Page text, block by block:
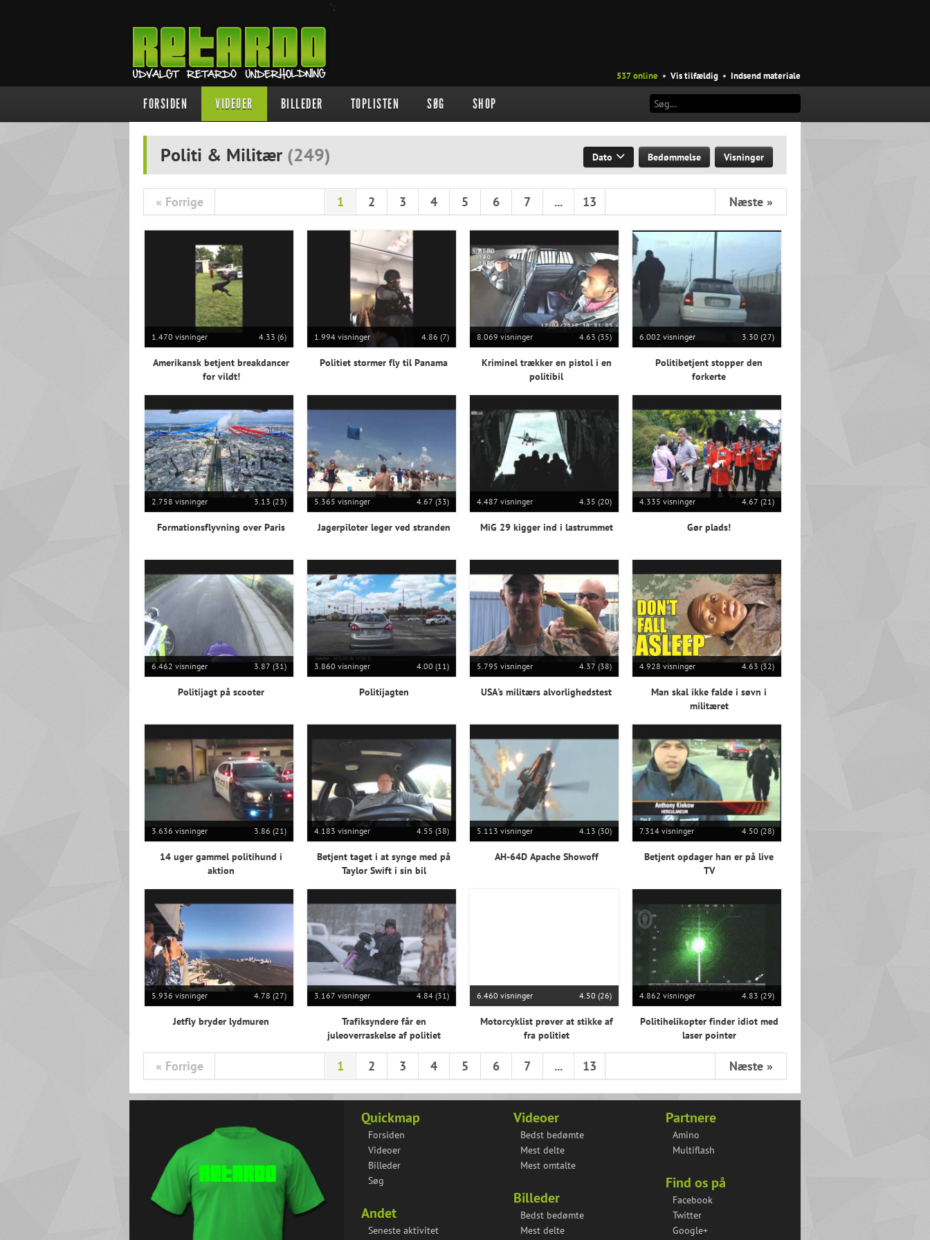
";
537 online • Vis tilfældig • Indsend materiale
FORSIDEN VIDEOER BILLEDER TOPLISTEN SØG SHOP
Politi & Militær (249) Dato Bedømmelse Visninger
« Forrige 1 2 3 4 5 6 7 ... 13 Næste »
1.470 visninger 4.33 (6)
Amerikansk betjent breakdancer
for vildt!
1.994 visninger 4.86 (7)
Politiet stormer fly til Panama
8.069 visninger 4.63 (35)
Kriminel trækker en pistol i en
politibil
6.002 visninger 3.30 (27)
Politibetjent stopper den
forkerte
2.758 visninger 3.13 (23)
Formationsflyvning over Paris
5.365 visninger 4.67 (33)
Jagerpiloter leger ved stranden
4.487 visninger 4.35 (20)
MiG 29 kigger ind i lastrummet
4.335 visninger 4.67 (21)
Gør plads!
6.462 visninger 3.87 (31)
Politijagt på scooter
3.860 visninger 4.00 (11)
Politijagten
5.795 visninger 4.37 (38)
USA's militærs alvorlighedstest
4.928 visninger 4.63 (32)
Man skal ikke falde i søvn i
militæret
3.636 visninger 3.86 (21)
14 uger gammel politihund i
aktion
4.183 visninger 4.55 (38)
Betjent taget i at synge med på
Taylor Swift i sin bil
5.113 visninger 4.13 (30)
AH-64D Apache Showoff
7.314 visninger 4.50 (28)
Betjent opdager han er på live
TV
5.936 visninger 4.78 (27)
Jetfly bryder lydmuren
3.167 visninger 4.84 (31)
Trafiksyndere får en
juleoverraskelse af politiet
6.460 visninger 4.50 (26)
Motorcyklist prøver at stikke af
fra politiet
4.862 visninger 4.83 (29)
Politihelikopter finder idiot med
laser pointer
« Forrige 1 2 3 4 5 6 7 ... 13 Næste »
Partnere
Amino
Multiflash
Find os på
Facebook
Twitter
Google+
Videoer
Bedst bedømte
Mest delte
Mest omtalte
Billeder
Bedst bedømte
Mest delte
Quickmap
Forsiden
Videoer
Billeder
Søg
Andet
Seneste aktivitet